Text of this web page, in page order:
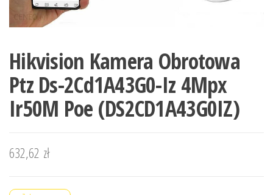
Hikvision Kamera Obrotowa
Ptz Ds-2Cd1A43G0-Iz 4Mpx
Ir50M Poe (DS2CD1A43G0IZ)
632,62 zł